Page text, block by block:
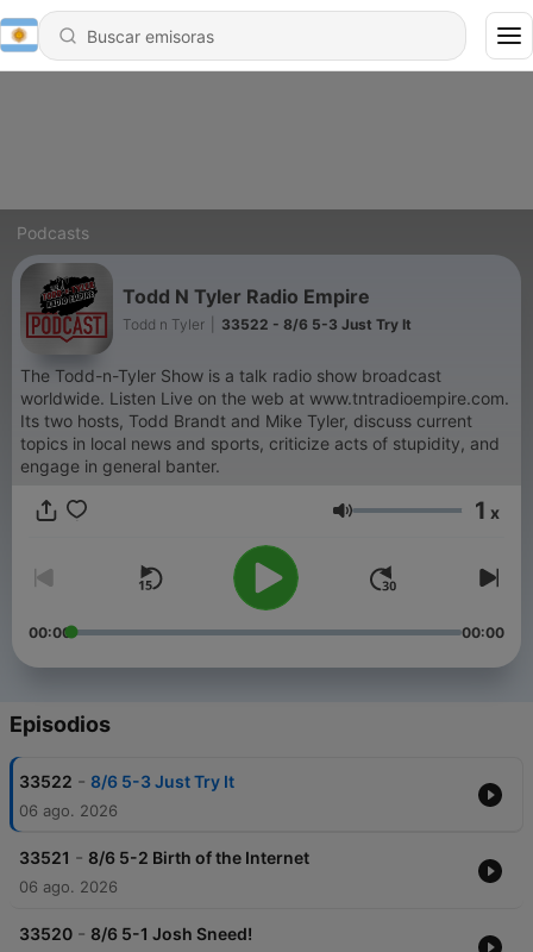
Podcasts
Todd N Tyler Radio Empire
Todd n Tyler 33522 - 8/6 5-3 Just Try It
The Todd-n-Tyler Show is a talk radio show broadcast
worldwide. Listen Live on the web at www.tntradioempire.com.
Its two hosts, Todd Brandt and Mike Tyler, discuss current
topics in local news and sports, criticize acts of stupidity, and
engage in general banter.
Volumen 1 x
00:00 00:00
Episodios
33522 - 8/6 5-3 Just Try It
06 ago. 2026
33521 - 8/6 5-2 Birth of the Internet
06 ago. 2026
33520 - 8/6 5-1 Josh Sneed!